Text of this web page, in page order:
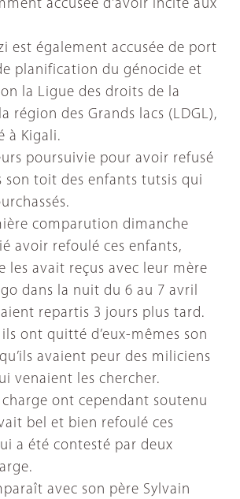
accusée d'avoir incité aux
est également accusée de port
planification du génocide et
la Ligue des droits de la
région des Grands lacs (LDGL),
à Kigali.
poursuivie pour avoir refusé
son toit des enfants tutsis qui
comparution dimanche
avoir refoulé ces enfants,
les avait reçus avec leur mère
dans la nuit du 6 au 7 avril
repartis 3 jours plus tard.
ont quitté d’eux-mêmes son
avaient peur des miliciens
venaient les chercher.
charge ont cependant soutenu
bel et bien refoulé ces
a été contesté par deux
avec son père Sylvain